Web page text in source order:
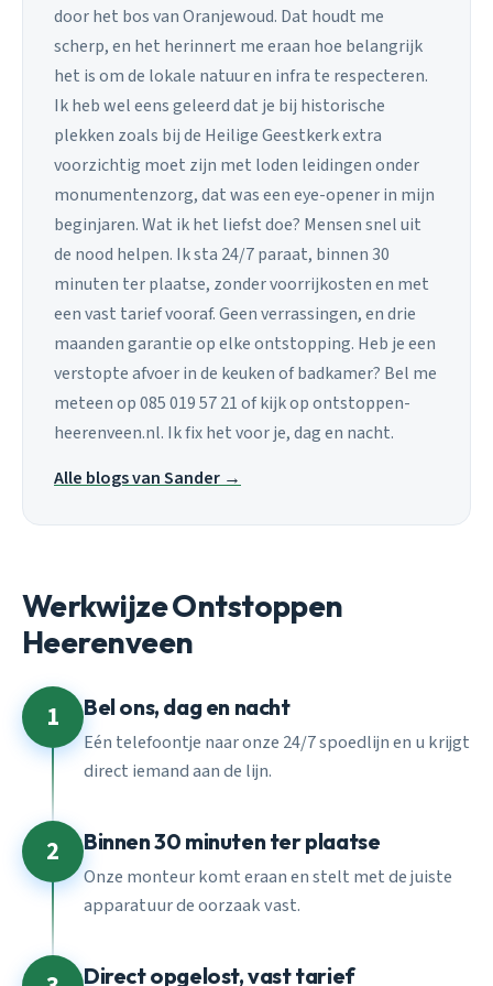
door het bos van Oranjewoud. Dat houdt me
scherp, en het herinnert me eraan hoe belangrijk
het is om de lokale natuur en infra te respecteren.
Ik heb wel eens geleerd dat je bij historische
plekken zoals bij de Heilige Geestkerk extra
voorzichtig moet zijn met loden leidingen onder
monumentenzorg, dat was een eye-opener in mijn
beginjaren. Wat ik het liefst doe? Mensen snel uit
de nood helpen. Ik sta 24/7 paraat, binnen 30
minuten ter plaatse, zonder voorrijkosten en met
een vast tarief vooraf. Geen verrassingen, en drie
maanden garantie op elke ontstopping. Heb je een
verstopte afvoer in de keuken of badkamer? Bel me
meteen op 085 019 57 21 of kijk op ontstoppen-
heerenveen.nl. Ik fix het voor je, dag en nacht.
Alle blogs van Sander →
Werkwijze Ontstoppen
Heerenveen
1 Bel ons, dag en nacht
Eén telefoontje naar onze 24/7 spoedlijn en u krijgt
direct iemand aan de lijn.
2 Binnen 30 minuten ter plaatse
Onze monteur komt eraan en stelt met de juiste
apparatuur de oorzaak vast.
Direct opgelost, vast tarief